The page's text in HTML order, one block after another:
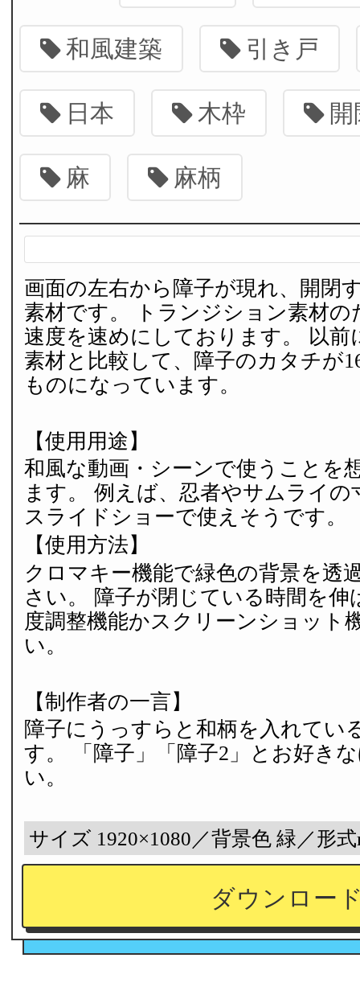
和風建築 引き戸
日本 木枠
麻 麻柄
ダウンロー
画面の左右から障子が現れ、開閉
素材です。 トランジション素材の
速度を速めにしております。 以前
素材と比較して、障子のカタチが
ものになっています。
【使用用途】
和風な動画・シーンで使うことを
ます。 例えば、忍者やサムライの
スライドショーで使えそうです。
【使用方法】
クロマキー機能で緑色の背景を透
さい。 障子が閉じている時間を伸
度調整機能かスクリーンショット
い。
【制作者の一言】
障子にうっすらと和柄を入れてい
す。 「障子」「障子2」とお好き
い。
サイズ 1920×1080／背景色 緑／形式